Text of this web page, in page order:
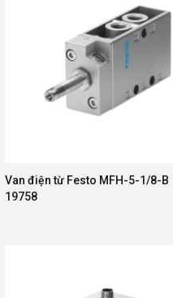
Van điện từ Festo MFH-5-1/8-B
19758